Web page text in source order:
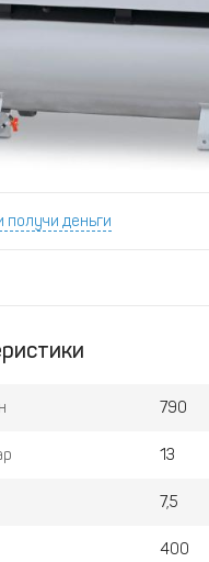
деньги
790
13
7,5
400